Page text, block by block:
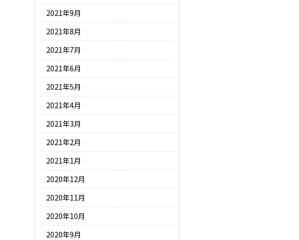
2021年9月
2021年8月
2021年7月
2021年6月
2021年5月
2021年4月
2021年3月
2021年2月
2021年1月
2020年12月
2020年11月
2020年10月
2020年9月